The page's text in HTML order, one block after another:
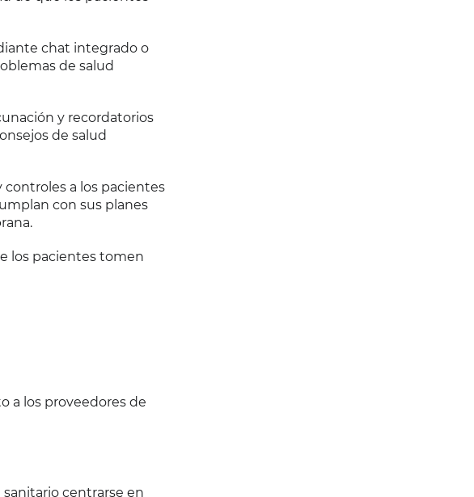
chat integrado o
de salud
y recordatorios
de salud
a los pacientes
con sus planes
los pacientes tomen
a los proveedores de
centrarse en